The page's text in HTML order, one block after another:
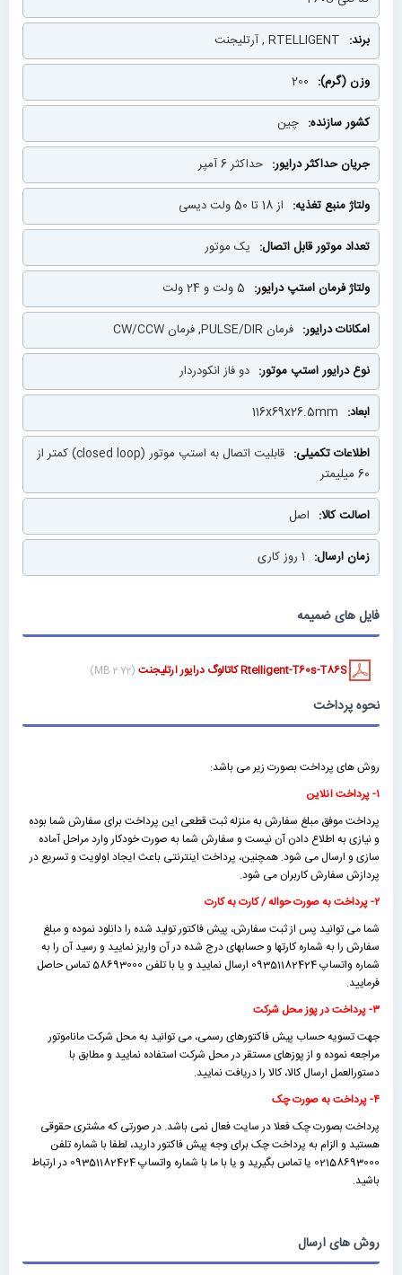
RTELLIGENT , آرتلیجنت
200
چین
حداکثر 6 آمپر
از 18 تا 50 ولت دیسی
یک موتور
5 ولت و 24 ولت
فرمان PULSE/DIR, فرمان CW/CCW
دو فاز انکودردار
116x69x26.5mm
قابلیت اتصال به استپ موتور (closed loop) کمتر از
60 میلیمتر
اصل
1 روز کاری
فایل های ضمیمه
Rtelligent-T60s-T86S کاتالوگ درایور آرتلیجنت (2.72 MB)
نحوه پرداخت
روش های پرداخت بصورت زیر می باشد:
۱- پرداخت آنلاین
پرداخت موفق مبلغ سفارش به منزله ثبت قطعی این پرداخت برای سفارش شما بوده
و نیازی به اطلاع دادن آن نیست و سفارش شما به صورت خودکار وارد مراحل آماده
سازی و ارسال می شود. همچنین، پرداخت اینترنتی باعث ایجاد اولویت و تسریع در
پردازش سفارش کاربران می شود.
۲- پرداخت به صورت حواله / کارت به کارت
شما می توانید پس از ثبت سفارش، پیش فاکتور تولید شده را دانلود نموده و مبلغ
سفارش را به شماره کارتها و حسابهای درج شده در آن واریز نمایید و رسید آن را به
شماره واتساپ 09351182424 ارسال نمایید و یا با تلفن 58693000 تماس حاصل
فرمایید.
۳- پرداخت در پوز محل شرکت
جهت تسویه حساب پیش فاکتورهای رسمی، می توانید به محل شرکت ماناموتور
مراجعه نموده و از پوزهای مستقر در محل شرکت استفاده نمایید و مطابق با
دستورالعمل ارسال کالا، کالا را دریافت نمایید.
۴- پرداخت به صورت چک
پرداخت بصورت چک فعلا در سایت فعال نمی باشد. در صورتی که مشتری حقوقی
هستید و الزام به پرداخت چک برای وجه پیش فاکتور دارید، لطفا با شماره تلفن
02158693000 یا تماس بگیرید و یا با ما با شماره واتساپ 09351182424 در ارتباط
باشید.
روش های ارسال